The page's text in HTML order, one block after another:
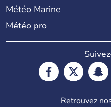
Météo Marine
Météo pro
Retrouvez